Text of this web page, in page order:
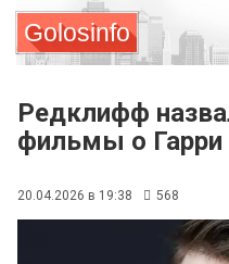
Golosinfo
Редклифф
фильмы о Гарри
20.04.2026 в 19:38 568